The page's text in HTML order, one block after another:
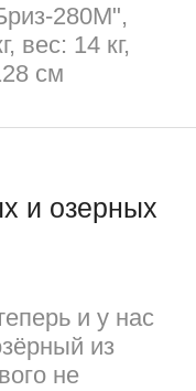
280М",
вес: 14 кг,
см
и озерных
и у нас
из
не